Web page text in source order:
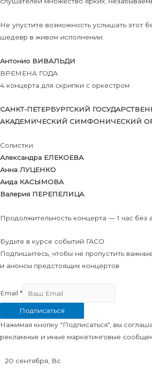
Не упустите возможность услышать этот
шедевр в живом исполнении.
Антонио ВИВАЛЬДИ
ВРЕМЕНА ГОДА
4 концерта для скрипки с оркестром
САНКТ-ПЕТЕРБУРГСКИЙ
АКАДЕМИЧЕСКИЙ СИМФОНИЧЕСКИЙ
Солистки
Александра ЕЛЕКОЕВА
Анна ЛУЦЕНКО
Аида КАСЫМОВА
Валерия ПЕРЕПЕЛИЦА
Продолжительность концерта — 1 час без
Будьте в курсе событий ГАСО
Подпишитесь, чтобы не пропустить
и анонсы предстоящих концертов
Email *
Подписаться
Нажимая кнопку "Подписаться", вы
рекламные и иные маркетинговые
20 сентября, Вс